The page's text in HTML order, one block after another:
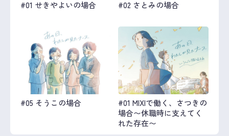
#01 せきやよいの場合 #02 さとみの場合
#05 そうこの場合
#01 MIXIで働く、さつきの
場合〜休職時に支えてく
れた存在〜